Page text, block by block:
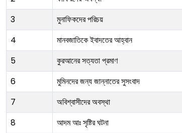
3
মুনাফিকদের পরিচয়
4
মানবজাতিকে ইবাদতের আহ্বান
5
কুরআনের সত্যতা প্রমাণ
6
মুমিনদের জন্য জান্নাতের সুসংবাদ
7
অবিশ্বাসীদের অবস্থা
8
আদম আঃ সৃষ্টির ঘটনা